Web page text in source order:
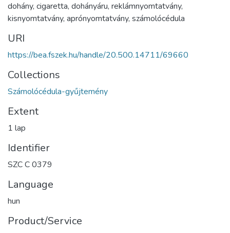
dohány, cigaretta, dohányáru, reklámnyomtatvány,
kisnyomtatvány, aprónyomtatvány, számolócédula
URI
https://bea.fszek.hu/handle/20.500.14711/69660
Collections
Számolócédula-gyűjtemény
Extent
1 lap
Identifier
SZC C 0379
Language
hun
Product/Service